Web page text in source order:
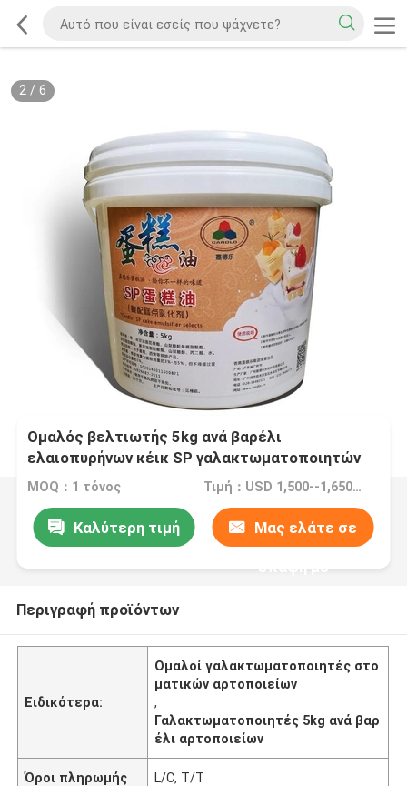
2/ 6
Ομαλός βελτιωτής 5kg ανά βαρέλι
ελαιοπυρήνων κέικ SP γαλακτωματοποιητών
στοματικών αρτοποιείων
MOQ：1 τόνος Τιμή：USD 1,500--1,650/ton FOB Port Guangzhou, China
Καλύτερη τιμή Μας ελάτε σε
επαφή με
Περιγραφή προϊόντων
Ειδικότερα:
Ομαλοί γαλακτωματοποιητές στο
ματικών αρτοποιείων
,
Γαλακτωματοποιητές 5kg ανά βαρ
έλι αρτοποιείων
Όροι πληρωμής L/C, T/T